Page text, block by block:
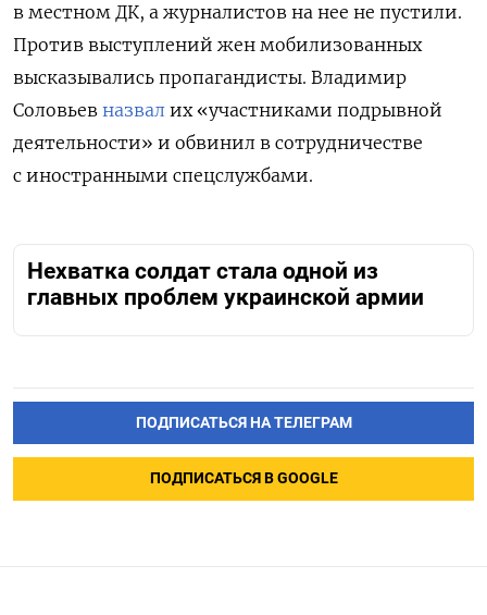
в местном ДК, а журналистов на нее не пустили.
Против выступлений жен мобилизованных
высказывались пропагандисты. Владимир
Соловьев назвал их «участниками подрывной
деятельности» и обвинил в сотрудничестве
с иностранными спецслужбами.
Нехватка солдат стала одной из
главных проблем украинской армии
ПОДПИСАТЬСЯ НА ТЕЛЕГРАМ
ПОДПИСАТЬСЯ В GOOGLE